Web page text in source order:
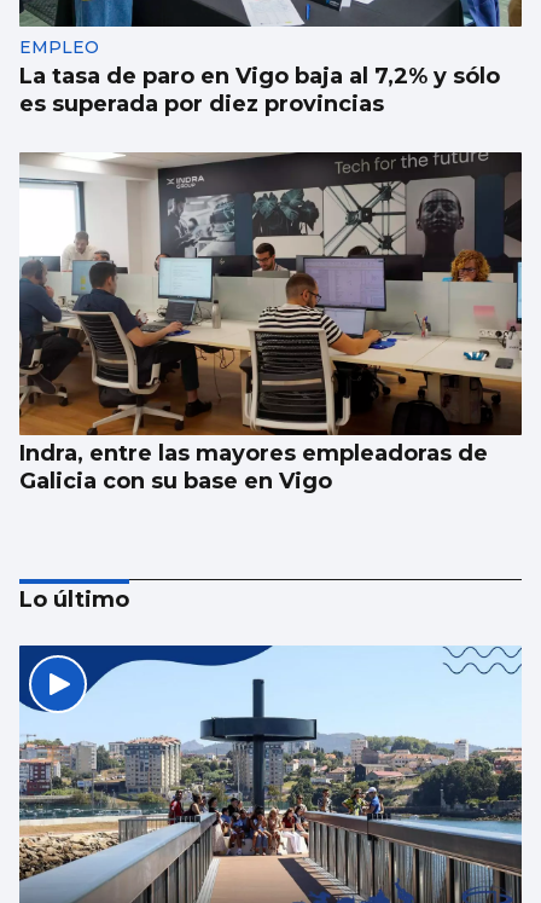
EMPLEO
La tasa de paro en Vigo baja al 7,2% y sólo
es superada por diez provincias
Indra, entre las mayores empleadoras de
Galicia con su base en Vigo
La compraventa de viviendas vive su mejor
junio en 19 años
Lo último